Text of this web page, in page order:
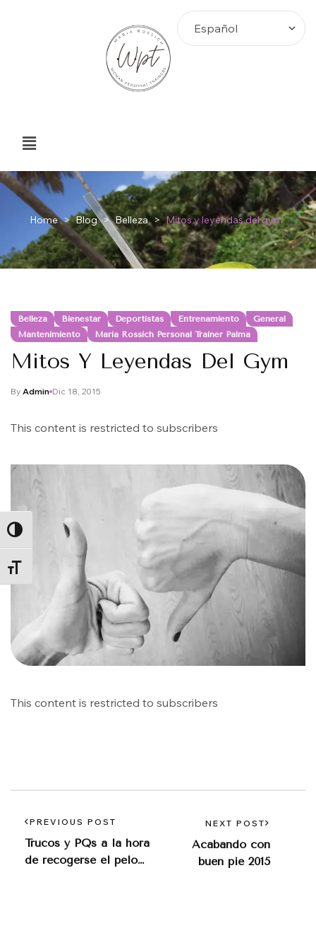
ALTERNAR ALTO CONTRASTE
ALTERNAR TAMAÑO DE LETRA
Home > Blog > Belleza > Mitos y leyendas del gym
Belleza Bienestar Deportistas Entrenamiento
General
Mantenimiento
Maria Rossich Personal Trainer Palma
Mitos Y Leyendas Del Gym
Dic 18, 2015
By Admin
This content is restricted to subscribers
This content is restricted to subscribers
PREVIOUS POST
Trucos y PQs a la hora
de recogerse el pelo
NEXT POST
Acabando con
buen pie 2015